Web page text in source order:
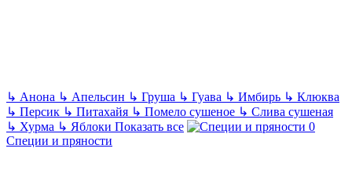
↳ Анона ↳ Апельсин ↳ Груша ↳ Гуава ↳ Имбирь ↳ Клюква
↳ Персик ↳ Питахайя ↳ Помело сушеное ↳ Слива сушеная
↳ Хурма ↳ Яблоки Показать все
Специи и пряности